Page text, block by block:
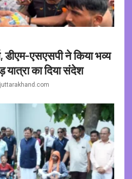
डीएम-एसएसपी ने किया भव्य
यात्रा का दिया संदेश